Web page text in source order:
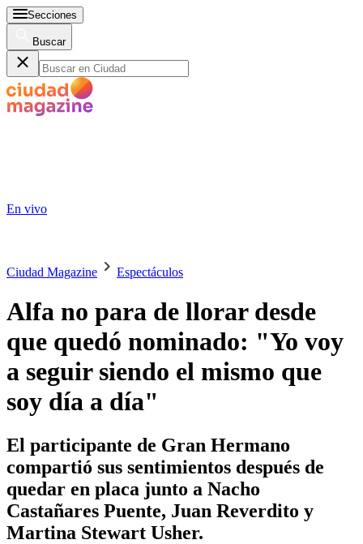
Secciones
Buscar
En vivo
Ciudad Magazine Espectáculos
Alfa no para de llorar desde
que quedó nominado: "Yo voy
a seguir siendo el mismo que
soy día a día"
El participante de Gran Hermano
compartió sus sentimientos después de
quedar en placa junto a Nacho
Castañares Puente, Juan Reverdito y
Martina Stewart Usher.